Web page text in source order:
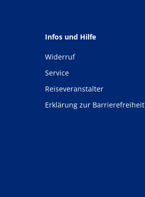
Infos und Hilfe
Widerruf
Service
Reiseveranstalter
Erklärung zur Barrierefreiheit